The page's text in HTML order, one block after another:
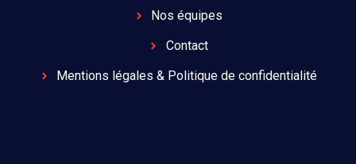
Nos équipes
Contact
Mentions légales & Politique de confidentialité